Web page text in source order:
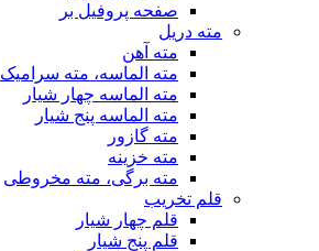
صفحه پروفیل بر
مته دریل
مته آهن
مته الماسه، مته سرامیک
مته الماسه چهار شیار
مته الماسه پنج شیار
مته گازور
مته خزینه
مته برگی، مته مخروطی
قلم تخریب
قلم چهار شیار
قلم پنج شیار